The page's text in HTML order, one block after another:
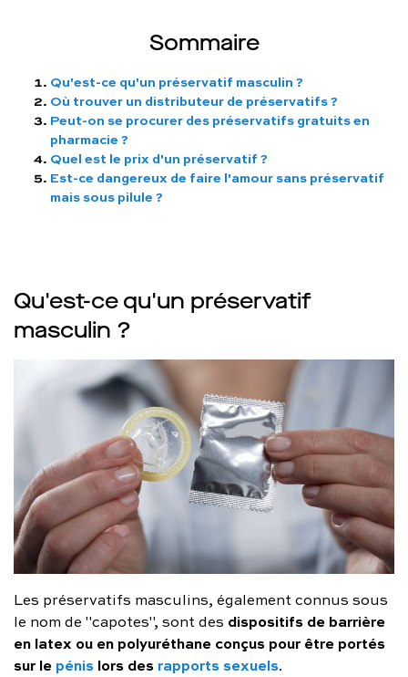
Sommaire
Qu'est-ce qu'un préservatif masculin ?
Où trouver un distributeur de préservatifs ?
Peut-on se procurer des préservatifs gratuits en
pharmacie ?
Quel est le prix d'un préservatif ?
Est-ce dangereux de faire l'amour sans préservatif
mais sous pilule ?
Qu'est-ce qu'un préservatif
masculin ?
Les préservatifs masculins, également connus sous
le nom de "capotes", sont des dispositifs de barrière
en latex ou en polyuréthane conçus pour être portés
sur lepénis lors desrapports sexuels.